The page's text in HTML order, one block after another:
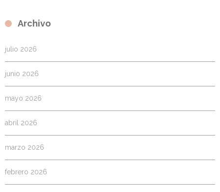
Archivo
julio 2026
junio 2026
mayo 2026
abril 2026
marzo 2026
febrero 2026